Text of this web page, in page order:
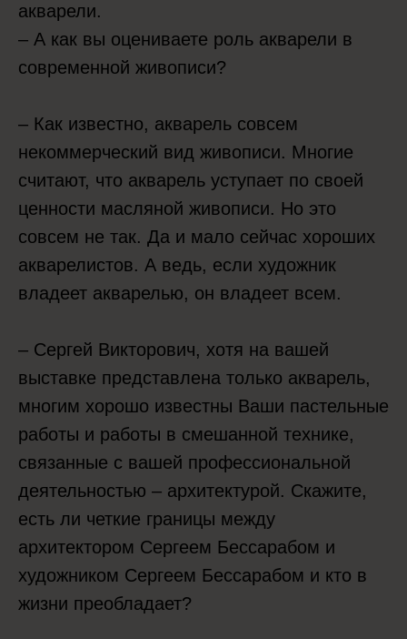
акварели.
– А как вы оцениваете роль акварели в
современной живописи?
– Как известно, акварель совсем
некоммерческий вид живописи. Многие
считают, что акварель уступает по своей
ценности масляной живописи. Но это
совсем не так. Да и мало сейчас хороших
акварелистов. А ведь, если художник
владеет акварелью, он владеет всем.
– Сергей Викторович, хотя на вашей
выставке представлена только акварель,
многим хорошо известны Ваши пастельные
работы и работы в смешанной технике,
связанные с вашей профессиональной
деятельностью – архитектурой. Скажите,
есть ли четкие границы между
архитектором Сергеем Бессарабом и
художником Сергеем Бессарабом и кто в
жизни преобладает?